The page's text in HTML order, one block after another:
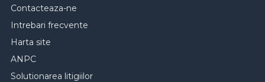
Contacteaza-ne
Intrebari frecvente
Harta site
ANPC
Solutionarea litigiilor